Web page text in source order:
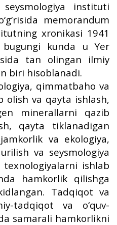
instituti
memorandum
xronikasi 1941
kunda u Yer
tan olingan ilmiy
biri hisoblanadi.
qimmatbaho va
olish va qayta ishlash,
minerallarni qazib
qayta tiklanadigan
va ekologiya,
va seysmologiya
ishlab
hamkorlik qilishga
Tadqiqot va
tadqiqot va o‘quv-
samarali hamkorlikni